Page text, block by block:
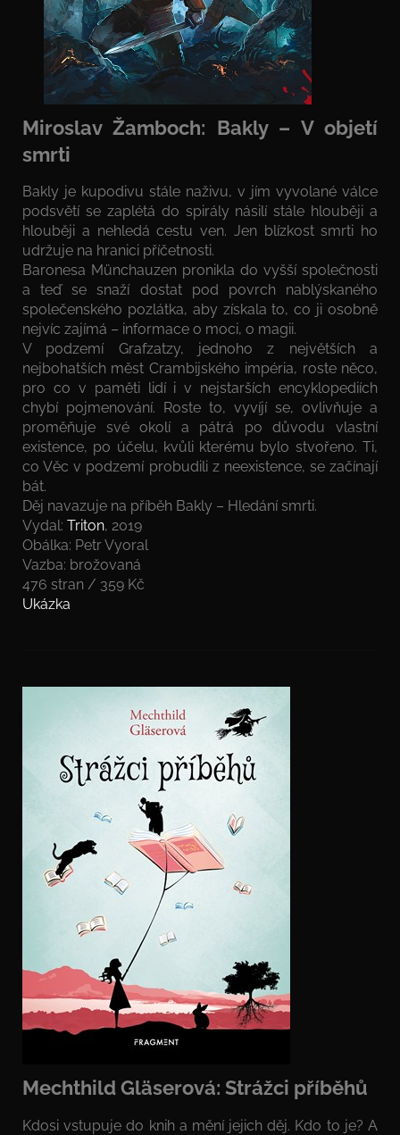
Miroslav Žamboch: Bakly – V objetí
smrti
Bakly je kupodivu stále naživu, v jím vyvolané válce
podsvětí se zaplétá do spirály násilí stále hlouběji a
hlouběji a nehledá cestu ven. Jen blízkost smrti ho
udržuje na hranici příčetnosti.
Baronesa Münchauzen pronikla do vyšší společnosti
a teď se snaží dostat pod povrch nablýskaného
společenského pozlátka, aby získala to, co ji osobně
nejvíc zajímá – informace o moci, o magii.
V podzemí Grafzatzy, jednoho z největších a
nejbohatších měst Crambijského impéria, roste něco,
pro co v paměti lidí i v nejstarších encyklopediích
chybí pojmenování. Roste to, vyvíjí se, ovlivňuje a
proměňuje své okolí a pátrá po důvodu vlastní
existence, po účelu, kvůli kterému bylo stvořeno. Ti,
co Věc v podzemí probudili z neexistence, se začínají
bát.
Děj navazuje na příběh Bakly – Hledání smrti.
Vydal: Triton, 2019
Obálka: Petr Vyoral
Vazba: brožovaná
476 stran / 359 Kč
Ukázka
Mechthild Gläserová: Strážci příběhů
Kdosi vstupuje do knih a mění jejich děj. Kdo to je? A